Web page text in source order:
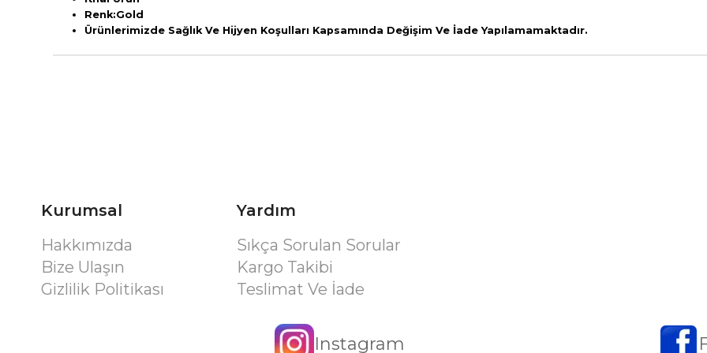
Renk:Gold
Ürünlerimizde Sağlık Ve Hijyen Koşulları Kapsamında Değişim Ve İade Yapılamamaktadır.
Kurumsal
Hakkımızda
Bize Ulaşın
Gizlilik Politikası
Yardım
Sıkça Sorulan Sorular
Kargo Takibi
Teslimat Ve İade
Instagram